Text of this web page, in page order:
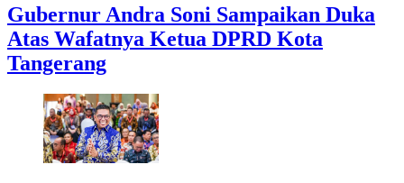
Gubernur Andra Soni Sampaikan Duka
Atas Wafatnya Ketua DPRD Kota
Tangerang